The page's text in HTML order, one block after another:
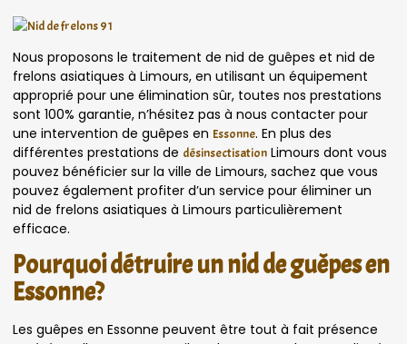
Nous proposons le traitement de nid de guêpes et nid de
frelons asiatiques à Limours, en utilisant un équipement
approprié pour une élimination sûr, toutes nos prestations
sont 100% garantie, n’hésitez pas à nous contacter pour
une intervention de guêpes en Essonne. En plus des
différentes prestations de désinsectisation Limours dont vous
pouvez bénéficier sur la ville de Limours, sachez que vous
pouvez également profiter d’un service pour éliminer un
nid de frelons asiatiques à Limours particulièrement
efficace.
Pourquoi détruire un nid de guêpes en
Essonne?
Les guêpes en Essonne peuvent être tout à fait présence